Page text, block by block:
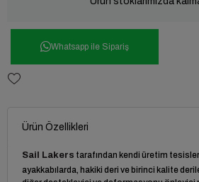
Whatsapp ile Sipariş
Ürün Özellikleri
Sail Lakers tarafından kendi üretim
ayakkabılarda, hakiki deri ve birinci kalite